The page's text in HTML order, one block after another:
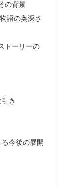
の背景
語の奥深さ
トーリーの
き
る今後の展開